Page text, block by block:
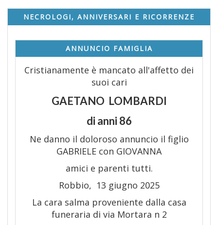
NECROLOGI, ANNIVERSARI E RICORRENZE
ANNUNCIO FAMIGLIA
Cristianamente è mancato all'affetto dei
suoi cari
GAETANO LOMBARDI
di anni 86
Ne danno il doloroso annuncio il figlio
GABRIELE con GIOVANNA
amici e parenti tutti.
Robbio, 13 giugno 2025
La cara salma proveniente dalla casa
funeraria di via Mortara n 2